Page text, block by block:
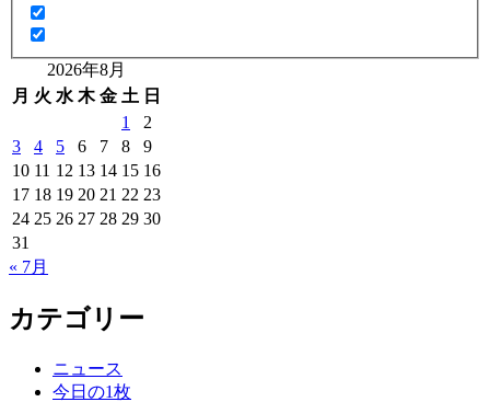
2026年8月
月 火 水 木 金 土 日
1
2
3
4 5 6 7 8
9
10 11 12 13 14 15 16
17 18 19 20 21 22 23
24 25 26 27 28 29 30
31
« 7月
カテゴリー
ニュース
今日の1枚